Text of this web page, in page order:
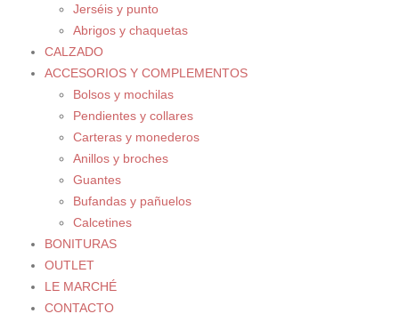
Jerséis y punto
Abrigos y chaquetas
CALZADO
ACCESORIOS Y COMPLEMENTOS
Bolsos y mochilas
Pendientes y collares
Carteras y monederos
Anillos y broches
Guantes
Bufandas y pañuelos
Calcetines
BONITURAS
OUTLET
LE MARCHÉ
CONTACTO